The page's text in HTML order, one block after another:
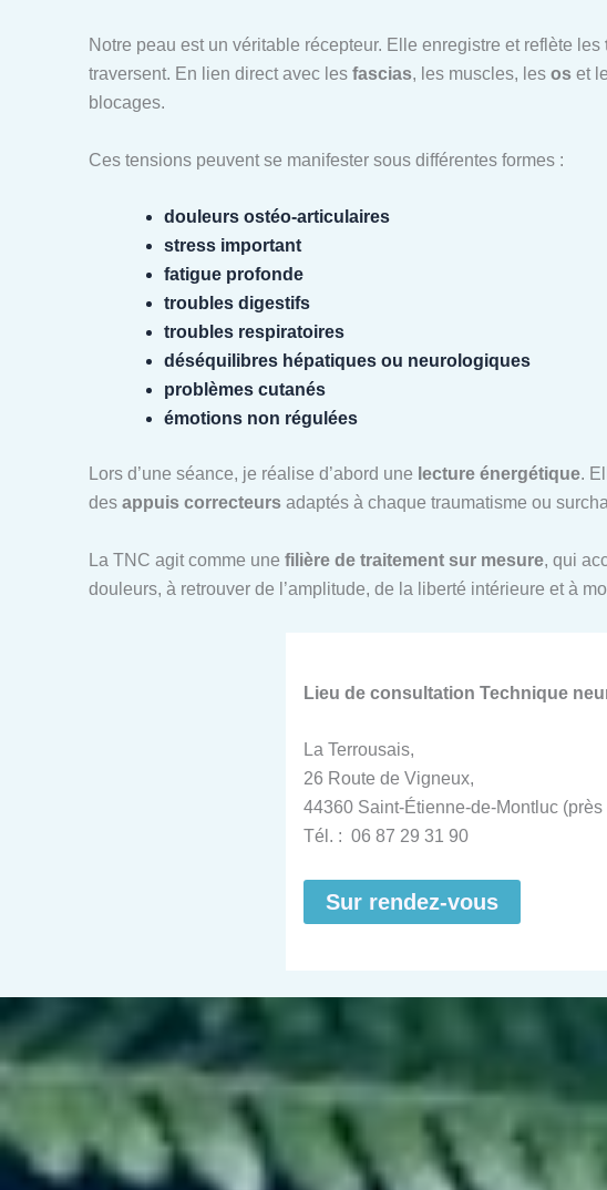
Notre peau est un véritable récepteur. Elle enregistre et reflète les
traversent. En lien direct avec les fascias, les muscles, les os et
blocages.
Ces tensions peuvent se manifester sous différentes formes :
douleurs ostéo-articulaires
stress important
fatigue profonde
troubles digestifs
troubles respiratoires
déséquilibres hépatiques ou neurologiques
problèmes cutanés
émotions non régulées
Lors d’une séance, je réalise d’abord une lecture énergétique.
des appuis correcteurs adaptés à chaque traumatisme ou
La TNC agit comme une filière de traitement sur mesure, qui
douleurs, à retrouver de l’amplitude, de la liberté intérieure et à
Lieu de consultation Technique
La Terrousais,
26 Route de Vigneux,
44360 Saint-Étienne-de-Montluc (près
Tél. : 06 87 29 31 90
Sur rendez-vous